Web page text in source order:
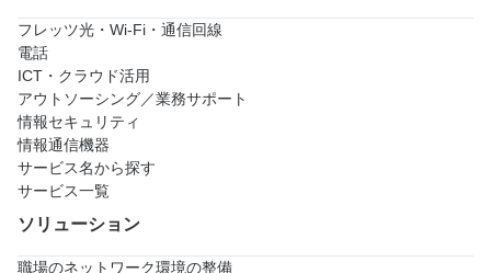
フレッツ光・Wi-Fi・通信回線
電話
ICT・クラウド活用
アウトソーシング／業務サポート
情報セキュリティ
情報通信機器
サービス名から探す
サービス一覧
ソリューション
職場のネットワーク環境の整備